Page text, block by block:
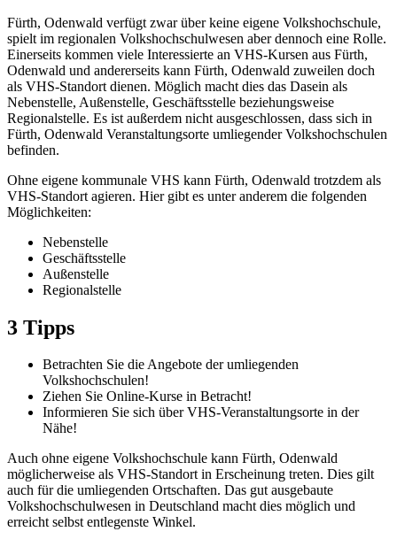
Fürth, Odenwald verfügt zwar über keine eigene Volkshochschule,
spielt im regionalen Volkshochschulwesen aber dennoch eine Rolle.
Einerseits kommen viele Interessierte an VHS-Kursen aus Fürth,
Odenwald und andererseits kann Fürth, Odenwald zuweilen doch
als VHS-Standort dienen. Möglich macht dies das Dasein als
Nebenstelle, Außenstelle, Geschäftsstelle beziehungsweise
Regionalstelle. Es ist außerdem nicht ausgeschlossen, dass sich in
Fürth, Odenwald Veranstaltungsorte umliegender Volkshochschulen
befinden.
Ohne eigene kommunale VHS kann Fürth, Odenwald trotzdem als
VHS-Standort agieren. Hier gibt es unter anderem die folgenden
Möglichkeiten:
Nebenstelle
Geschäftsstelle
Außenstelle
Regionalstelle
3 Tipps
Betrachten Sie die Angebote der umliegenden
Volkshochschulen!
Ziehen Sie Online-Kurse in Betracht!
Informieren Sie sich über VHS-Veranstaltungsorte in der
Nähe!
Auch ohne eigene Volkshochschule kann Fürth, Odenwald
möglicherweise als VHS-Standort in Erscheinung treten. Dies gilt
auch für die umliegenden Ortschaften. Das gut ausgebaute
Volkshochschulwesen in Deutschland macht dies möglich und
erreicht selbst entlegenste Winkel.